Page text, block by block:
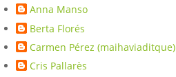
Anna Manso
Berta Florés
Carmen Pérez (maihaviaditque)
Cris Pallarès